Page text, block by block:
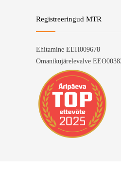
Registreeringud MTR
Ehitamine EEH009678
Omanikujärelevalve